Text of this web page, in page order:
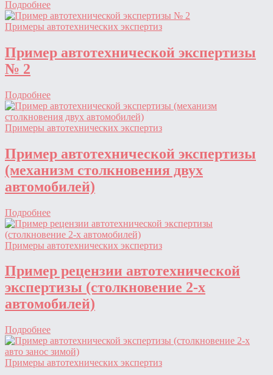
Подробнее
Примеры автотехнических экспертиз
Пример автотехнической экспертизы
№ 2
Подробнее
Примеры автотехнических экспертиз
Пример автотехнической экспертизы
(механизм столкновения двух
автомобилей)
Подробнее
Примеры автотехнических экспертиз
Пример рецензии автотехнической
экспертизы (столкновение 2-х
автомобилей)
Подробнее
Примеры автотехнических экспертиз